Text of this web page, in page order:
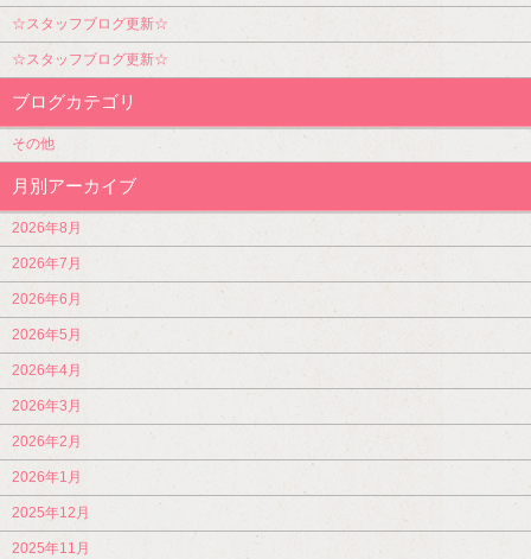
☆スタッフブログ更新☆
☆スタッフブログ更新☆
ブログカテゴリ
その他
月別アーカイブ
2026年8月
2026年7月
2026年6月
2026年5月
2026年4月
2026年3月
2026年2月
2026年1月
2025年12月
2025年11月